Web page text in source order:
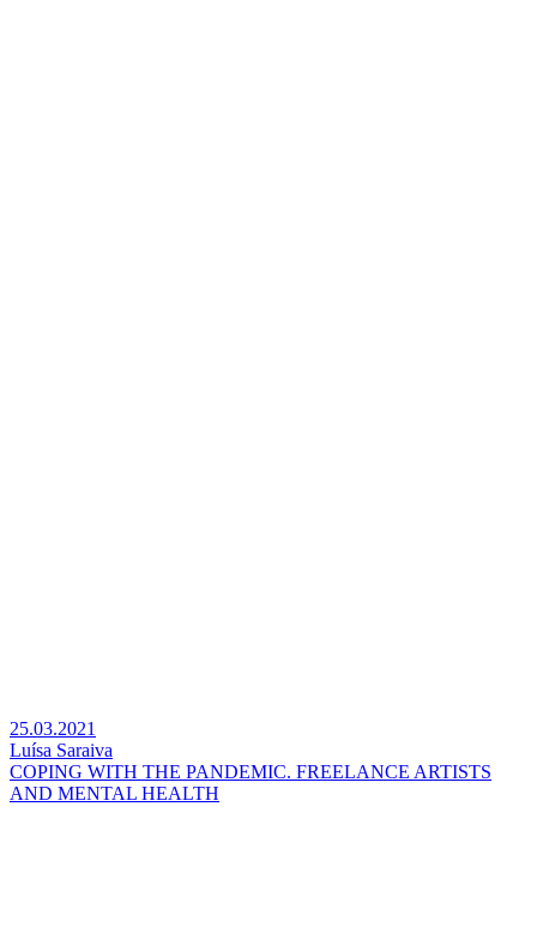
25.03.2021
Luísa Saraiva
COPING WITH THE PANDEMIC. FREELANCE ARTISTS
AND MENTAL HEALTH